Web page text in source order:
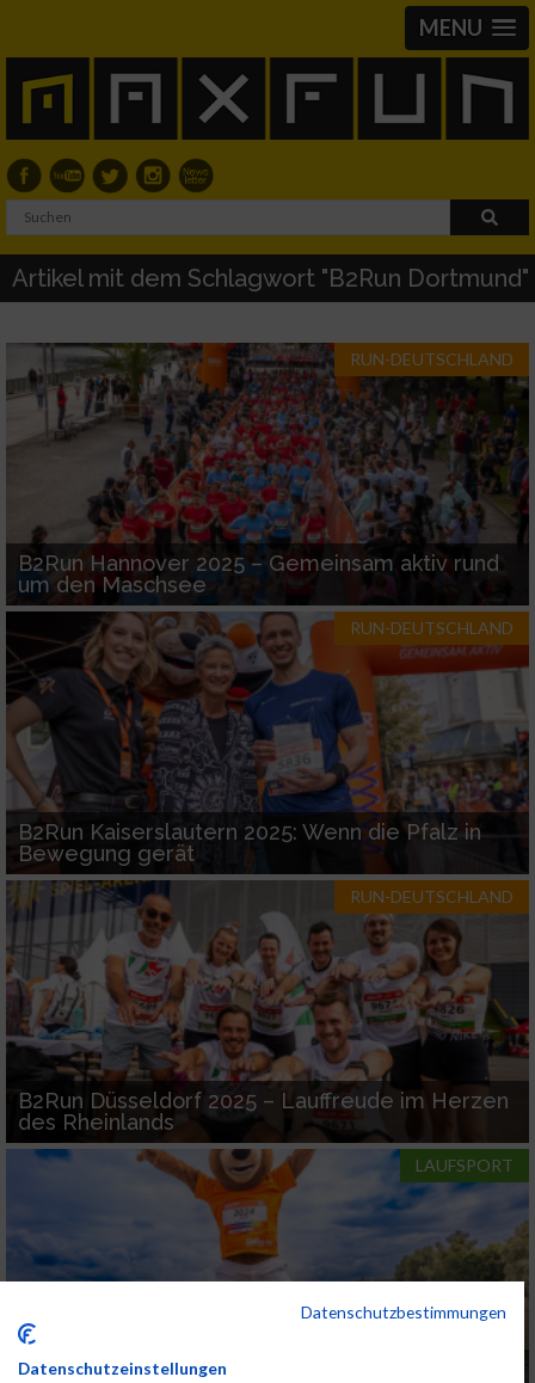
MENU
Artikel mit dem Schlagwort "B2Run Dortmund"
RUN-DEUTSCHLAND
B2Run Hannover 2025 – Gemeinsam aktiv rund
um den Maschsee
RUN-DEUTSCHLAND
B2Run Kaiserslautern 2025: Wenn die Pfalz in
Bewegung gerät
RUN-DEUTSCHLAND
B2Run Düsseldorf 2025 – Lauffreude im Herzen
des Rheinlands
LAUFSPORT
B2Run Hannover 2025: Ausgebucht lange vor
Datenschutzbestimmungen
Datenschutzeinstellungen